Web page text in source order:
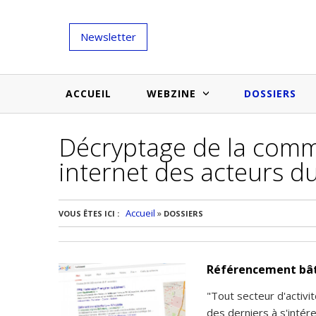
Newsletter
ACCUEIL WEBZINE
Salons et évènementiels
Nouveautés et inspirations
Médias du bâtiment
Techniques et conseils
Etudes et enquêtes
DOSSIERS
Annuaire
Produits du bâtiment
Actualités des membres
Décryptage de la
internet des acteurs
VOUS ÊTES ICI : Accueil » DOSSIERS
Référencement
"Tout secteur
des derniers à